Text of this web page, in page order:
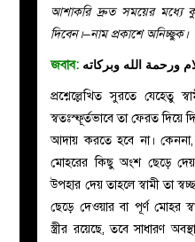
আশাকরি দ্রুত সময়ের মধ্যে
দিবেন।–নাম প্রকাশে অনিচ্ছুক।
জবাব: ورحمة الله وبركاته
প্রশ্নেল্লেখিত সুরতে যেহেতু
স্বতঃস্ফূর্তভাবে তা ফেরত দিয়ে
আদায় করতে হবে না। কেননা,
মোহরের কিছু অংশ ছেড়ে দেয়
উপহার দেয় তাহলে স্বামী তা
ছেড়ে দেওয়ার বা পূর্ণ মোহর
স্ত্রীর রয়েছে, তবে সাধারণ